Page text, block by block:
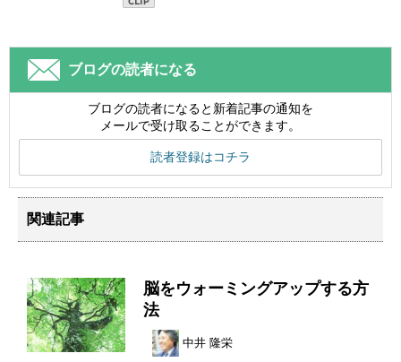
ブログの読者になる
ブログの読者になると新着記事の通知を
メールで受け取ることができます。
読者登録はコチラ
関連記事
脳をウォーミングアップする方
法
中井 隆栄